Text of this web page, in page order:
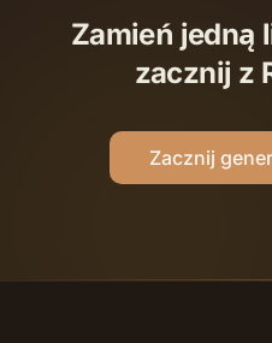
Zamień jedną
zacznij z
Zacznij